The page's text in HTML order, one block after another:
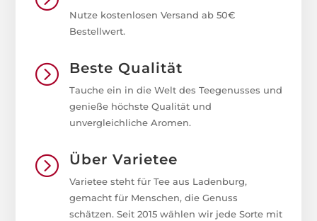
Nutze kostenlosen Versand ab 50€
Bestellwert.
= Beste Qualität
Tauche ein in die Welt des Teegenusses und
genieße höchste Qualität und
unvergleichliche Aromen.
= Über Varietee
Varietee steht für Tee aus Ladenburg,
gemacht für Menschen, die Genuss
schätzen. Seit 2015 wählen wir jede Sorte mit